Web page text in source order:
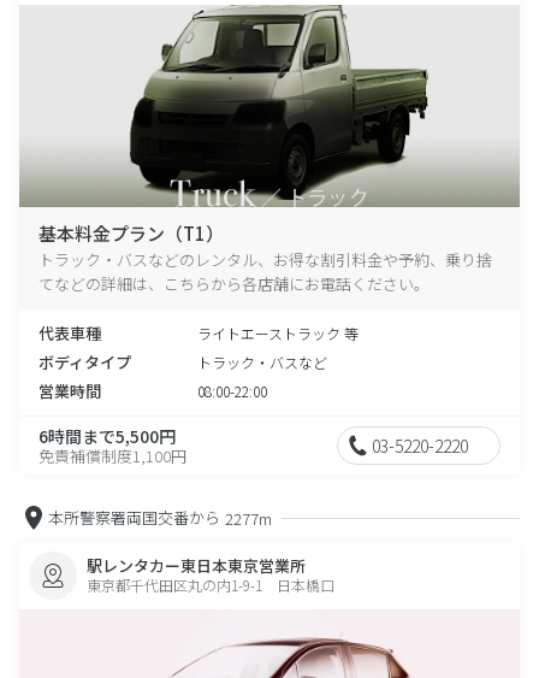
基本料金プラン（T1）
トラック・バスなどのレンタル、お得な割引料金や予約、乗り捨
てなどの詳細は、こちらから各店舗にお電話ください。
代表車種 ライトエーストラック 等
ボディタイプ トラック・バスなど
営業時間 08:00-22:00
6時間まで5,500円
免責補償制度1,100円 03-5220-2220
本所警察署両国交番から 2277m
駅レンタカー東日本東京営業所
東京都千代田区丸の内1-9-1 日本橋口